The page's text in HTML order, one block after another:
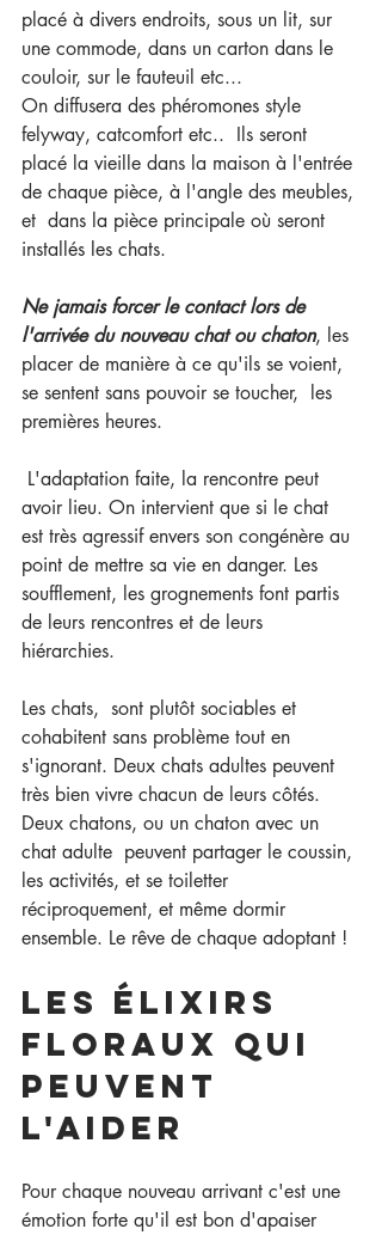
placé à divers endroits, sous un lit, sur
une commode, dans un carton dans le
couloir, sur le fauteuil etc...
On diffusera des phéromones style
felyway, catcomfort etc..  Ils seront
placé la vieille dans la maison à l'entrée
de chaque pièce, à l'angle des meubles,
et  dans la pièce principale où seront
installés les chats.
Ne jamais forcer le contact lors de
l'arrivée du nouveau chat ou chaton, les
placer de manière à ce qu'ils se voient,
se sentent sans pouvoir se toucher,  les
premières heures.
avoir lieu. On intervient que si le chat
est très agressif envers son congénère au
point de mettre sa vie en danger. Les
soufflement, les grognements font partis
de leurs rencontres et de leurs
hiérarchies.
Les chats,  sont plutôt sociables et
cohabitent sans problème tout en
s'ignorant. Deux chats adultes peuvent
très bien vivre chacun de leurs côtés.
Deux chatons, ou un chaton avec un
chat adulte  peuvent partager le coussin,
les activités, et se toiletter
réciproquement, et même dormir
ensemble. Le rêve de chaque adoptant !
Les élixirs
floraux qui
peuvent
l'aider
Pour chaque nouveau arrivant c'est une
émotion forte qu'il est bon d'apaiser